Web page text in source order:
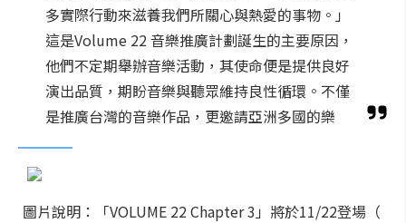
多實際行動來滋養我們所關心與熱愛的事物。」
這是Volume 22 音樂推廣計劃誕生的主要原因，
他們不定期舉辦音樂活動，其使命便是提供良好
演出品質，期盼音樂與聽眾維持良性循環。不僅
是推廣台灣的音樂作品，更邀請亞洲多國的樂
圖片說明：「VOLUME 22 Chapter 3」將於11/22登場（